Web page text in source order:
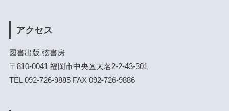
アクセス
図書出版 弦書房
〒810-0041 福岡市中央区大名2-2-43-301
TEL 092-726-9885 FAX 092-726-9886